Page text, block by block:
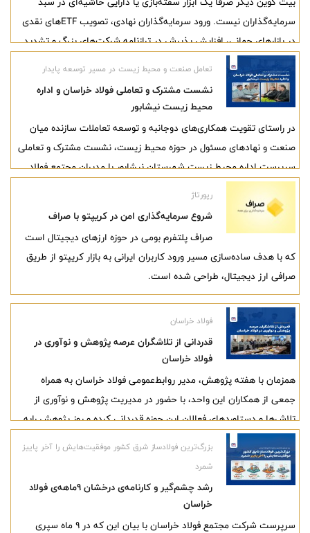
سرمایه‌گذاران نیست. ورود سرمایه‌گذاران نهادی، تصویب ETFهای نقدی
در بازارهای جهانی، افزایش پذیرش در ترازنامه شرکت‌های بزرگ و تشدید
بی‌اعتمادی به پول‌های فیات باعث شده بیت کوین به‌عنوان یک گزینه
جدی در مدیریت ثروت مطرح شود. در شرایطی که تورم ساختاری، رشد
بدهی دولت‌ها و نااطمینانی‌های ژئوپلیتیک به مسائل روز اقتصاد جهانی
معطوف شده است.
تعامل صنعت و محیط زیست در مسیر توسعه پایدار
نشست مشترک و تعاملی فولاد خراسان و اداره
محیط زیست نیشابور
در راستای تقویت همکاری‌های دوجانبه و توسعه تعاملات سازنده میان
صنعت و نهادهای مسئول در حوزه محیط زیست، نشست مشترک و تعاملی
سرپرست اداره محیط زیست شهرستان نیشابور با مدیران مجتمع فولاد
خراسان برگزار شد.
رپورتاژ
شروع سرمایه‌گذاری امن در کریپتو با صراف
صراف پلتفرم بومی در حوزه ارزهای دیجیتال است
که با هدف ساده‌سازی مسیر ورود کاربران ایرانی به بازار کریپتو از طریق
صرافی ارز دیجیتال، طراحی شده است.
فولاد خراسان
قدردانی از تلاشگران عرصه پژوهش و نوآوری در
فولاد خراسان
همزمان با هفته پژوهش، مدیر روابط‌عمومی فولاد خراسان به همراه
جمعی از همکاران این واحد، با حضور در مدیریت پژوهش و نوآوری از
تلاش‌ها و دستاوردهای فعالان این حوزه قدردانی کرده و روز پژوهش رابه
ایشان تبریک گفتند.
بزرگ‌ترین فولادساز شرق کشور موفقیت‌هایش را آخر پاییز
شمرد
رشد چشم‌گیر و کارنامه‌ی درخشان ۹ماهه‌ی فولاد
خراسان
سرپرست شرکت مجتمع فولاد خراسان با بیان این که در ۹ ماه سپری